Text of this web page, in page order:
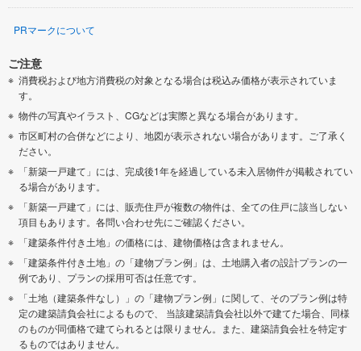
PRマークについて
ご注意
消費税および地方消費税の対象となる場合は税込み価格が表示されていま
す。
物件の写真やイラスト、CGなどは実際と異なる場合があります。
市区町村の合併などにより、地図が表示されない場合があります。ご了承く
ださい。
「新築一戸建て」には、完成後1年を経過している未入居物件が掲載されてい
る場合があります。
「新築一戸建て」には、販売住戸が複数の物件は、全ての住戸に該当しない
項目もあります。各問い合わせ先にご確認ください。
「建築条件付き土地」の価格には、建物価格は含まれません。
「建築条件付き土地」の「建物プラン例」は、土地購入者の設計プランの一
例であり、プランの採用可否は任意です。
「土地（建築条件なし）」の「建物プラン例」に関して、そのプラン例は特
定の建築請負会社によるもので、 当該建築請負会社以外で建てた場合、同様
のものが同価格で建てられるとは限りません。また、建築請負会社を特定す
るものではありません。